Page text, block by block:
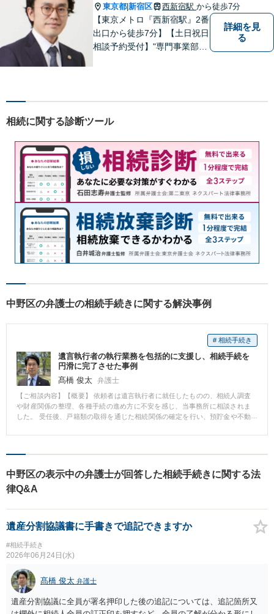
東京都 新宿区 西新宿駅 から徒歩7分
【東京メトロ『西新宿駅』2番
出口から徒歩7分】【土日祝日
相談予約受付】"専門事業部
い。
詳細を見
る
相続に関する診断ツール
中野区の弁護士の相続手続きに関する解決事例
# 相続手続き
遺言執行者の執行業務を包括的に支援し、相続手続を
円滑に完了させた事例
髙橋 俊太 弁護士
【ご相談内容】【概要】 依頼者は遺言執行者に就任したものの、相続人調査
や財産関係の整理、各種手続の進め方に不安を感じ、当事務所に相談されま
した。 受任後、戸籍類の取得を通じた相続関係の確定を行い、預貯金や不動
登記関連の対応についても実務的なサポートを行い、遺言執行者の負担を軽
は、相続関係の調査から財産整理、登記手続までを一体的に支援すること
で、遺言の趣旨を確実に実現することができました。遺言執行者を適切にサ
ポートすることの重要性を示す事案です。
中野区の表示中の弁護士が回答した相続手続きに関する法
律Q&A
遺産分割協議書に手書きで追記できますか
#相続手続き
2026年06月24日(水)
髙橋 俊太 弁護士
遺産分割協議に全員が署名押印した後の追記については、追記箇所又